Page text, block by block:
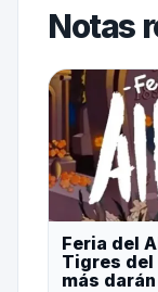
Notas
Feria del
Tigres del
más